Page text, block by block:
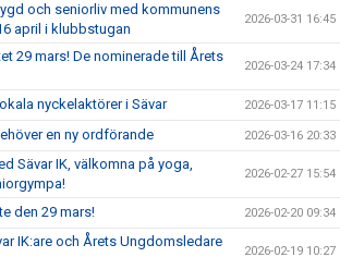
och seniorliv med kommunens
april i klubbstugan
2026-03-31 16:45
29 mars! De nominerade till Årets
2026-03-24 17:34
nyckelaktörer i Sävar 2026-03-17 11:15
en ny ordförande 2026-03-16 20:33
Sävar IK, välkomna på yoga,
2026-02-27 15:54
den 29 mars! 2026-02-20 09:34
IK:are och Årets Ungdomsledare
2026-02-19 10:27